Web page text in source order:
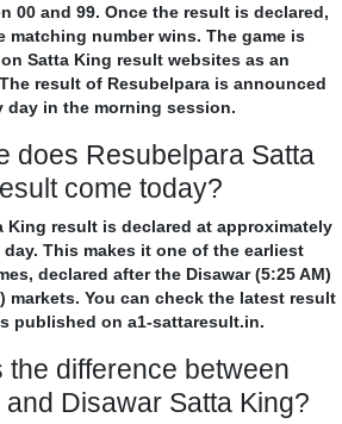
00 and 99. Once the result is declared,
matching number wins. The game is
Satta King result websites as an
result of Resubelpara is announced
day in the morning session.
does Resubelpara Satta
come today?
King result is declared at approximately
day. This makes it one of the earliest
declared after the Disawar (5:25 AM)
markets. You can check the latest result
published on a1-sattaresult.in.
the difference between
Disawar Satta King?